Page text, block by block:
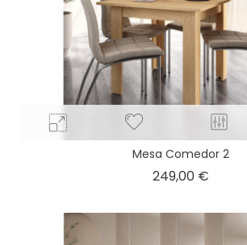
Mesa Comedor 2
249,00 €